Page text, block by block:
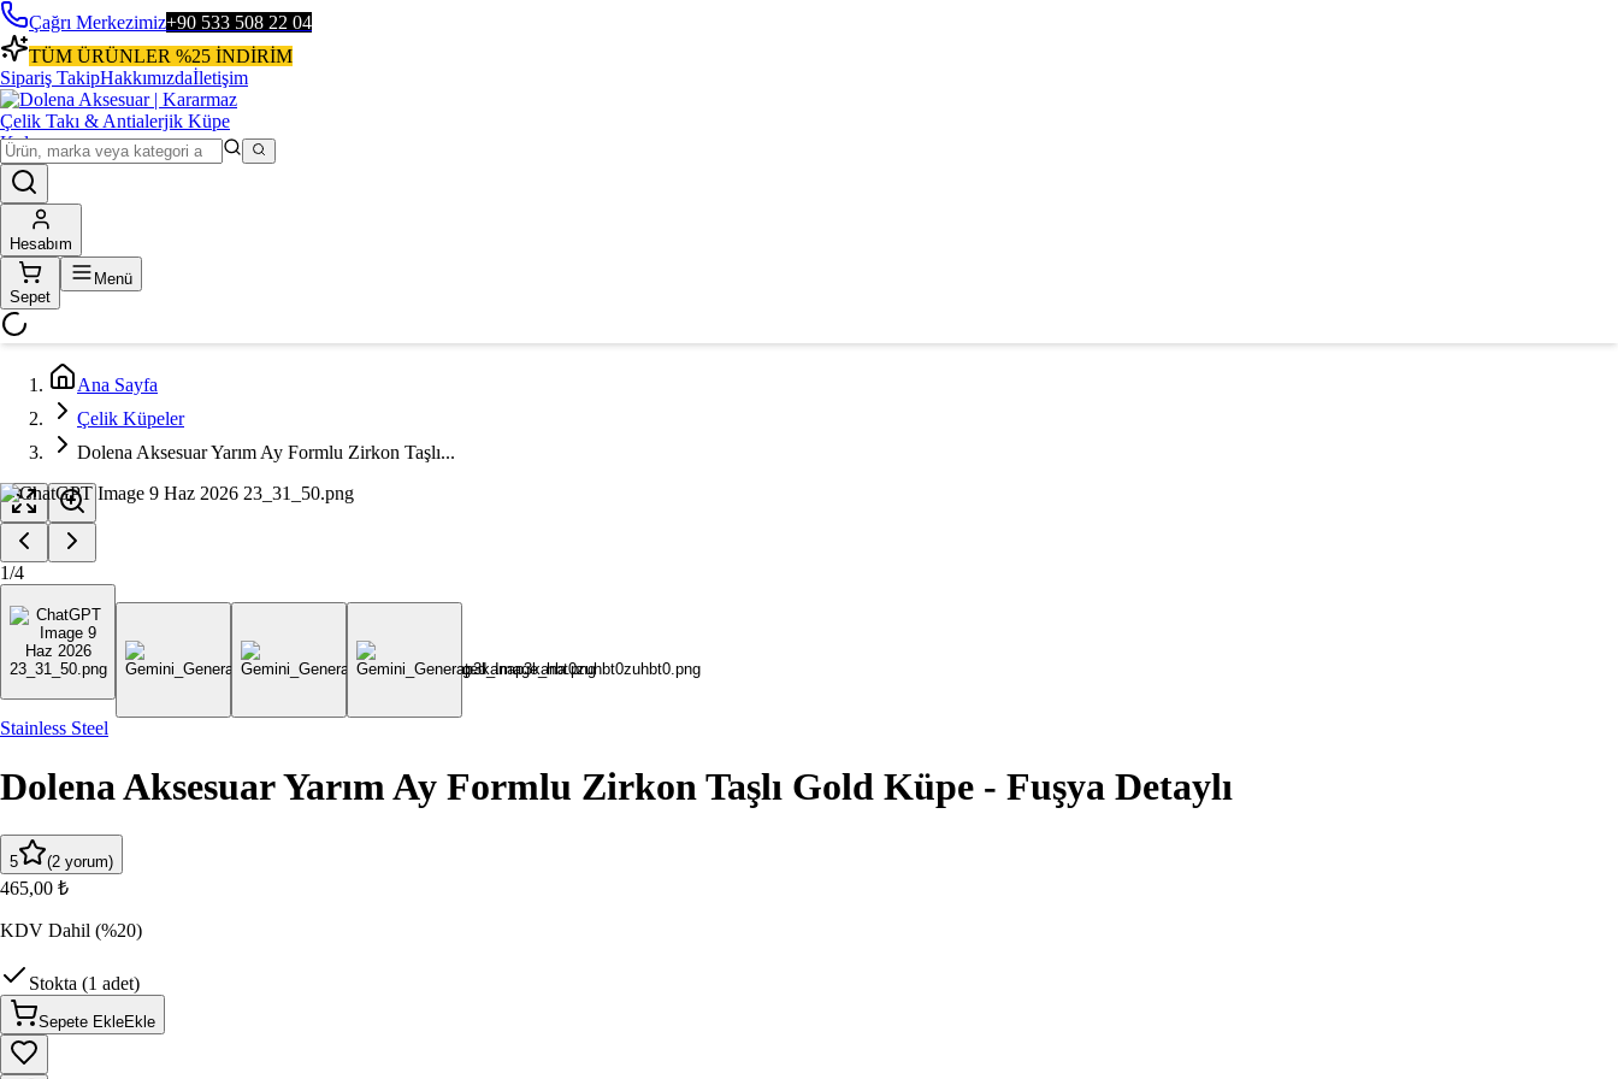
Çağrı Merkezimiz+90 533 508 22 04
TÜM ÜRÜNLER %25 İNDİRİM
Sipariş TakipHakkımızdaİletişim
Hesabım
Sepet
Menü
Ana Sayfa
Çelik Küpeler
Dolena Aksesuar Yarım Ay Formlu Zirkon Taşlı...
1/4
Stainless Steel
Dolena Aksesuar Yarım Ay Formlu Zirkon Taşlı Gold Küpe - Fuşya Detaylı
5 (2 yorum)
465,00 ₺
KDV Dahil (%20)
Stokta (1 adet)
Sepete EkleEkle